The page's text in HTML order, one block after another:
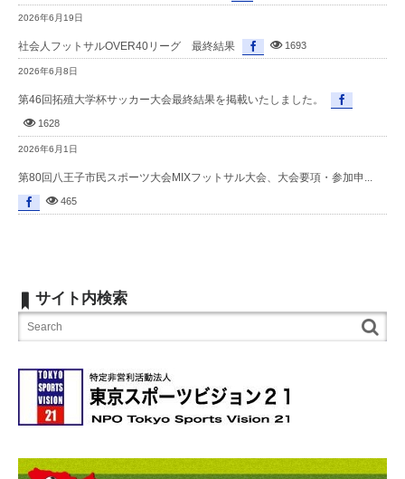
2026年6月19日
社会人フットサルOVER40リーグ 最終結果 1693
2026年6月8日
第46回拓殖大学杯サッカー大会最終結果を掲載いたしました。
1628
2026年6月1日
第80回八王子市民スポーツ大会MIXフットサル大会、大会要項・参加申...
465
サイト内検索